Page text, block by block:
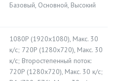
Базовый, Основной, Высокий
1080P (1920x1080), Макс. 30
к/с; 720P (1280x720), Макс. 30
к/с; Второстепенный поток:
720P (1280x720), Макс. 30 к/с;